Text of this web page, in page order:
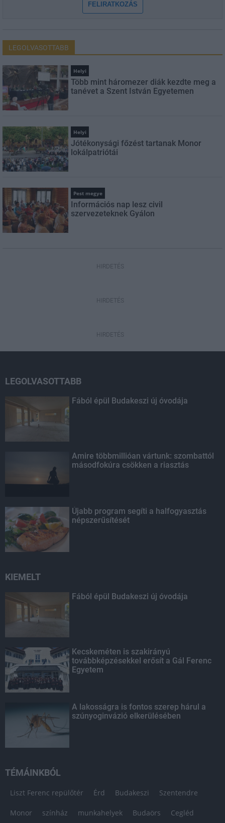
FELIRATKOZÁS
LEGOLVASOTTABB
Helyi
Több mint háromezer diák kezdte meg a
tanévet a Szent István Egyetemen
Helyi
Jótékonysági főzést tartanak Monor
lokálpatriótái
Pest megye
Információs nap lesz civil
szervezeteknek Gyálon
HIRDETÉS
HIRDETÉS
HIRDETÉS
LEGOLVASOTTABB
Fából épül Budakeszi új óvodája
Amire többmillióan vártunk: szombattól
másodfokúra csökken a riasztás
Újabb program segíti a halfogyasztás
népszerűsítését
KIEMELT
Fából épül Budakeszi új óvodája
Kecskeméten is szakirányú
továbbképzésekkel erősít a Gál Ferenc
Egyetem
A lakosságra is fontos szerep hárul a
szúnyoginvázió elkerülésében
TÉMÁINKBÓL
Liszt Ferenc repülőtér Érd Budakeszi Szentendre
Monor színház munkahelyek Budaörs Cegléd